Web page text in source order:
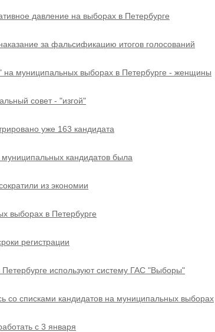
давление на выборах в Петербурге
за фальсификацию итогов голосований
на муниципальных выборах в Петербурге - женщины
совет - "изгой"
уже 163 кандидата
муниципальных кандидатов была
из экономии
выборах в Петербурге
регистрации
используют систему ГАС "Выборы"
со списками кандидатов на муниципальных выборах
с 3 января